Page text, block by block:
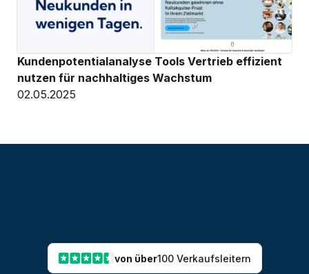
Kundenpotentialanalyse Tools Vertrieb effizient
nutzen für nachhaltiges Wachstum
02.05.2025
von über100 Verkaufsleitern